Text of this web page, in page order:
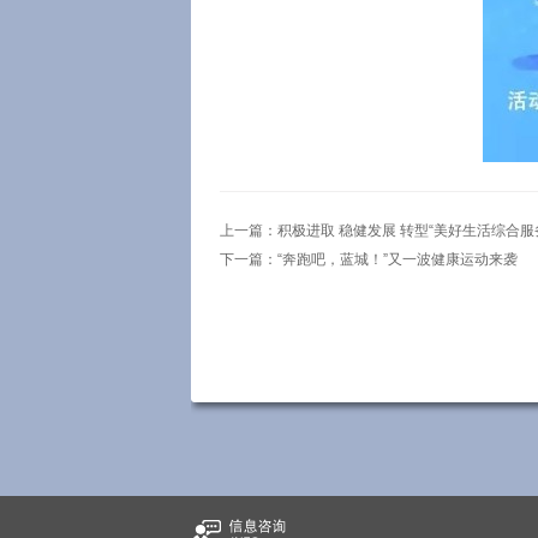
上一篇： 积极进取 稳健发展 转型“美好生活综合服
下一篇： “奔跑吧，蓝城！”又一波健康运动来袭